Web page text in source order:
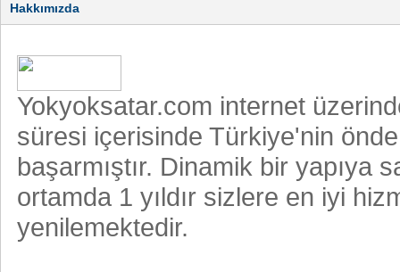
Hakkımızda
Yokyoksatar.com internet
süresi içerisinde Türkiye'nin
başarmıştır. Dinamik bir yapıya
ortamda 1 yıldır sizlere en iyi
yenilemektedir.